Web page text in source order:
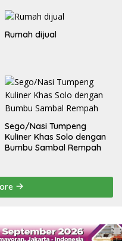
Rumah dijual
Sego/Nasi Tumpeng
Kuliner Khas Solo dengan
Bumbu Sambal Rempah